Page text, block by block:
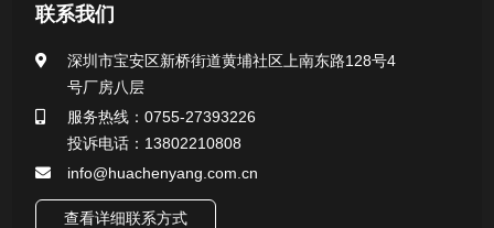
行业新闻
联系我们
深圳市宝安区新桥街道黄埔社区上南东路128号4
号厂房八层
服务热线：0755-27393226
投诉电话：13802210808
info@huachenyang.com.cn
查看详细联系方式